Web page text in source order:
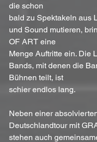
die schon
bald zu Spektakeln aus
und Sound mutieren,
OF ART eine
Menge Auftritte ein. Die
Bands, mit denen die
Bühnen teilt, ist
schier endlos lang.
Neben einer
Deutschlandtour mit
stehen auch